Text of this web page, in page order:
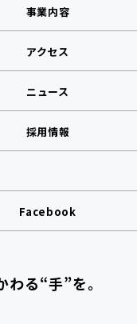
事業内容
アクセス
ニュース
採用情報
Facebook
わる“手”を。